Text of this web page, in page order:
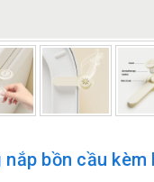
nắp bồn cầu